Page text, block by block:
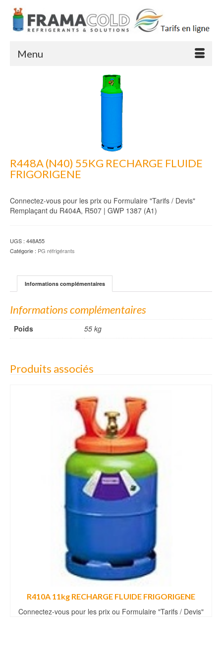
Menu
R448A (N40) 55KG RECHARGE FLUIDE
FRIGORIGENE
Connectez-vous pour les prix ou Formulaire "Tarifs / Devis"
Remplaçant du R404A, R507 | GWP 1387 (A1)
UGS : 448A55
Catégorie : PG réfrigérants
Informations complémentaires
Informations complémentaires
Poids 55 kg
Produits associés
R410A 11kg RECHARGE FLUIDE FRIGORIGENE
Connectez-vous pour les prix ou Formulaire "Tarifs / Devis"